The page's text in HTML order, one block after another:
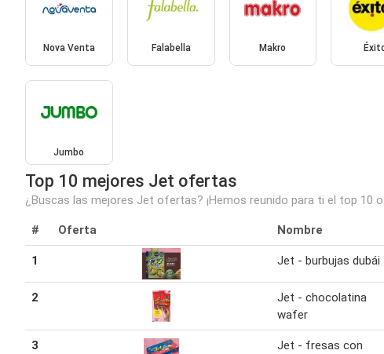
Nova Venta Falabella Makro
Jumbo
Top 10 mejores Jet ofertas
¿Buscas las mejores Jet ofertas? ¡Hemos reunido para ti el top 10
# Oferta Nombre
1 Jet - burbujas dubái
2
Jet - chocolatina
wafer
3
Jet - fresas con